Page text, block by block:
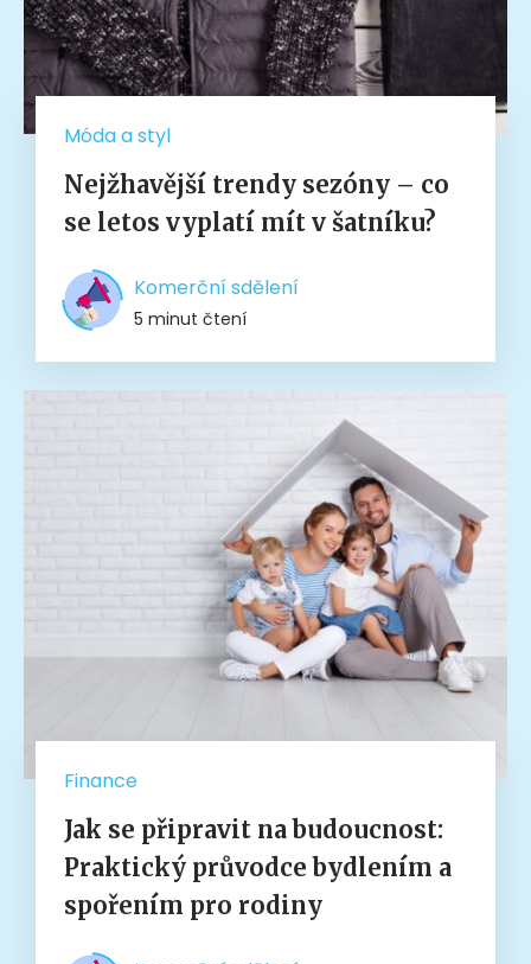
Móda a styl
Nejžhavější trendy sezóny – co
se letos vyplatí mít v šatníku?
Komerční sdělení
5 minut čtení
Finance
Jak se připravit na budoucnost:
Praktický průvodce bydlením a
spořením pro rodiny